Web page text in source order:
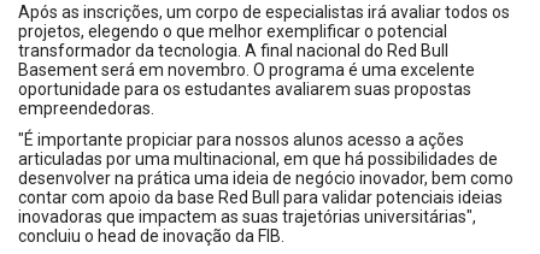
Após as inscrições, um corpo de especialistas irá avaliar todos os
projetos, elegendo o que melhor exemplificar o potencial
transformador da tecnologia. A final nacional do Red Bull
Basement será em novembro. O programa é uma excelente
oportunidade para os estudantes avaliarem suas propostas
empreendedoras.
"É importante propiciar para nossos alunos acesso a ações
articuladas por uma multinacional, em que há possibilidades de
desenvolver na prática uma ideia de negócio inovador, bem como
contar com apoio da base Red Bull para validar potenciais ideias
inovadoras que impactem as suas trajetórias universitárias",
concluiu o head de inovação da FIB.